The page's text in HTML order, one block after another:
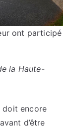
ont participé
la Haute-
doit encore
d’être